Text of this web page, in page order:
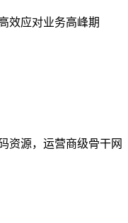
效应对业务高峰期
资源，运营商级骨干网